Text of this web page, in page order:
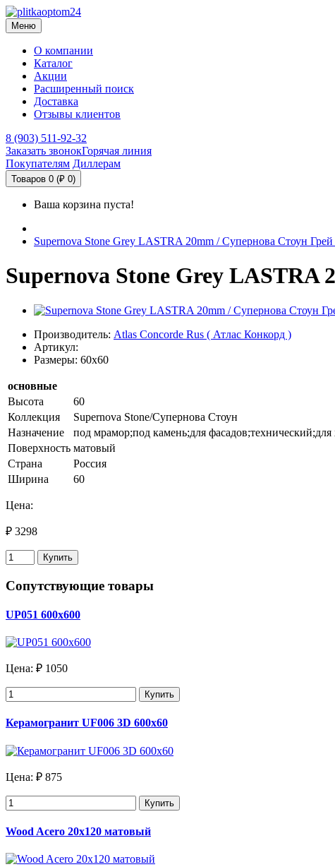
Меню
О компании
Каталог
Акции
Расширенный поиск
Доставка
Отзывы клиентов
8 (903) 511-92-32
Заказать звонокГорячая линия
Покупателям Диллерам
Товаров 0 (₽ 0)
Ваша корзина пуста!
Supernova Stone Grey LASTRA 20mm / Супернова Стоун
Supernova Stone Grey
Производитель: Atlas Concorde Rus ( Атлас Конкорд )
Артикул:
Размеры: 60x60
основные
Высота
60
Коллекция
Supernova Stone/Супернова Стоун
Назначение
под мрамор;под камень;для фасадов;технический;для
Поверхность матовый
Страна
Россия
Ширина
60
Цена:
₽ 3298
Купить
Сопутствующие товары
UP051 600х600
Цена: ₽ 1050
Купить
Керамогранит UF006 3D 600x60
Цена: ₽ 875
Купить
Wood Acero 20х120 матовый